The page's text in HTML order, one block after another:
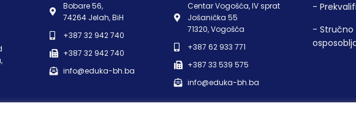
Bobare 56,
74264 Jelah, BiH
+387 32 942 740
+387 32 942 740
info@eduka-bh.ba
Centar Vogošća, IV sprat
Jošanička 55
71320, Vogošća
+387 62 933 771
+387 33 539 575
info@eduka-bh.ba
-
- Stručno